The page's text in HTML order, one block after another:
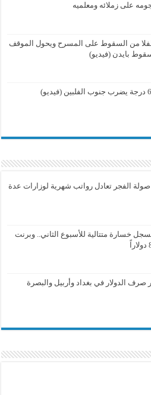
على زملائه ومعلميه
من السقوط على المسرح ويحول الموقف
بايدن (فيديو)
الفجر تعادل رواتب شهرية لوزارات عدة
خسارة متتالية للأسبوع الثاني.. وبرنت
صرف الدولار في بغداد وأربيل والبصرة